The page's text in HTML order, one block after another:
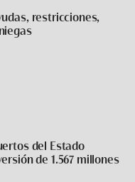
restricciones,
del Estado
de 1.567 millones